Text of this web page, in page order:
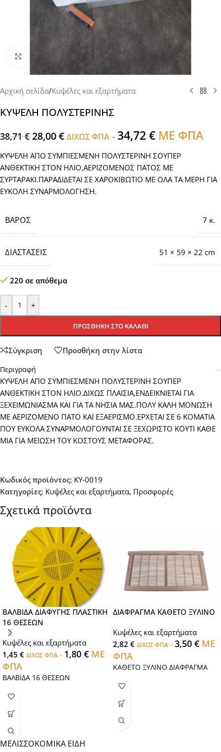
Click to enlarge
Αρχική σελίδα/Κυψέλες και εξαρτήματα
ΚΥΨΕΛΗ ΠΟΛΥΣΤΕΡΙΝΗΣ
38,71€ 28,00€ ΔΙΧΩΣ ΦΠΑ - 34,72€ ΜΕ ΦΠΑ
ΚΥΨΕΛΗ ΑΠΟ ΣΥΜΠΙΕΣΜΕΝΗ ΠΟΛΥΣΤΕΡΙΝΗ ΣΟΥΠΕΡ
ΑΝΘΕΚΤΙΚΗ ΣΤΟΝ ΗΛΙΟ,ΑΕΡΙΖΟΜΕΝΟΣ ΠΑΤΟΣ ΜΕ
ΣΥΡΤΑΡΑΚΙ.ΠΑΡΑΔΙΔΕΤΑΙ ΣΕ ΧΑΡΟΚΙΒΩΤΙΟ ΜΕ ΟΛΑ ΤΑ ΜΕΡΗ ΓΙΑ
ΕΥΚΟΛΗ ΣΥΝΑΡΜΟΛΟΓΗΣΗ.
ΒΆΡΟΣ 7 κ.
ΔΙΑΣΤΆΣΕΙΣ 51 × 59 × 22 cm
220 σε απόθεμα
- +
ΠΡΟΣΘΉΚΗ ΣΤΟ ΚΑΛΆΘΙ
Σύγκριση Προσθήκη στην λίστα
Περιγραφή
ΚΥΨΕΛΗ ΑΠΟ ΣΥΜΠΙΕΣΜΕΝΗ ΠΟΛΥΣΤΕΡΙΝΗ ΣΟΥΠΕΡ
ΑΝΘΕΚΤΙΚΗ ΣΤΟΝ ΗΛΙΟ.ΔΙΧΩΣ ΠΛΑΙΣΙΑ,ΕΝΔΕΙΚΝΙΕΤΑΙ ΓΙΑ
ΞΕΧΕΙΜΩΝΙΑΣΜΑ ΚΑΙ ΓΙΑ ΤΑ ΝΗΣΙΑ ΜΑΣ.ΠΟΛΥ ΚΑΛΗ ΜΟΝΩΣΗ
ΜΕ ΑΕΡΙΖΟΜΕΝΟ ΠΑΤΟ ΚΑΙ ΕΞΑΕΡΙΣΜΟ.ΕΡΧΕΤΑΙ ΣΕ 6 ΚΟΜΑΤΙΑ
ΠΟΥ ΕΥΚΟΛΑ ΣΥΝΑΡΜΟΛΟΓΟΥΝΤΑΙ ΣΕ ΞΕΧΩΡΙΣΤΟ ΚΟΥΤΙ ΚΑΘΕ
ΜΙΑ ΓΙΑ ΜΕΙΩΣΗ ΤΟΥ ΚΟΣΤΟΥΣ ΜΕΤΑΦΟΡΑΣ.
Κωδικός προϊόντος: KY-0019
Κατηγορίες: Κυψέλες και εξαρτήματα, Προσφορές
Σχετικά προϊόντα
ΒΑΛΒΙΔΑ ΔΙΑΦΥΓΗΣ ΠΛΑΣΤΙΚΗ
16 ΘΕΣΕΩΝ
Κυψέλες και εξαρτήματα
1,45 € ΔΙΧΩΣ ΦΠΑ - 1,80 € ΜΕ
ΦΠΑ
ΒΑΛΒΙΔΑ 16 ΘΕΣΕΩΝ
ΔΙΑΦΡΑΓΜΑ ΚΑΘΕΤΟ ΞΥΛΙΝΟ
Κυψέλες και εξαρτήματα
2,82 € ΔΙΧΩΣ ΦΠΑ - 3,50 € ΜΕ
ΦΠΑ
ΚΑΘΕΤΟ ΞΥΛΙΝΟ ΔΙΑΦΡΑΓΜΑ
ΜΕΛΙΣΣΟΚΟΜΙΚΑ ΕΙΔΗ